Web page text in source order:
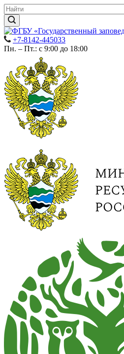
+7-8142-445033
Пн. – Пт.: с 9:00 до 18:00